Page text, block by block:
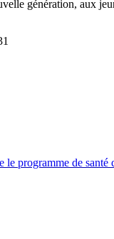
génération, aux
le programme de santé